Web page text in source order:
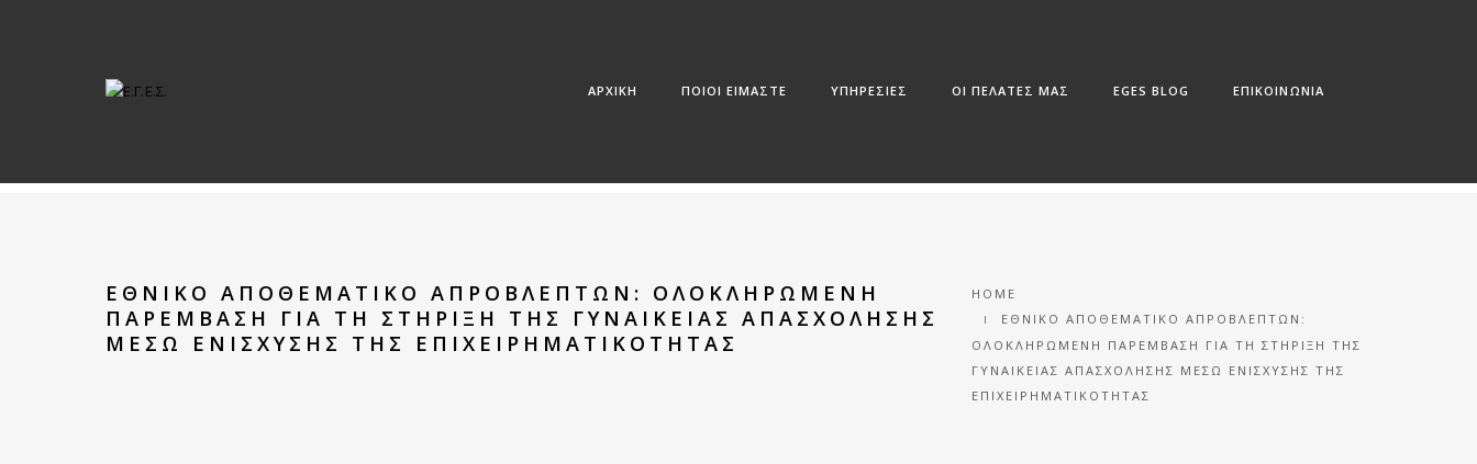
ΑΡΧΙΚΗ ΠΟΙΟΙ ΕΙΜΑΣΤΕ ΥΠΗΡΕΣΙΕΣ ΟΙ ΠΕΛΑΤΕΣ ΜΑΣ EGES BLOG ΕΠΙΚΟΙΝΩΝΙΑ
ΕΘΝΙΚΟ ΑΠΟΘΕΜΑΤΙΚΟ ΑΠΡΟΒΛΕΠΤΩΝ: ΟΛΟΚΛΗΡΩΜΈΝΗ
ΠΑΡΈΜΒΑΣΗ ΓΙΑ ΤΗ ΣΤΉΡΙΞΗ ΤΗΣ ΓΥΝΑΙΚΕΊΑΣ ΑΠΑΣΧΌΛΗΣΗΣ
ΜΈΣΩ ΕΝΊΣΧΥΣΗΣ ΤΗΣ ΕΠΙΧΕΙΡΗΜΑΤΙΚΌΤΗΤΑΣ
HOME
ΕΘΝΙΚΟ ΑΠΟΘΕΜΑΤΙΚΟ ΑΠΡΟΒΛΕΠΤΩΝ:
ΟΛΟΚΛΗΡΩΜΈΝΗ ΠΑΡΈΜΒΑΣΗ ΓΙΑ ΤΗ ΣΤΉΡΙΞΗ ΤΗΣ
ΓΥΝΑΙΚΕΊΑΣ ΑΠΑΣΧΌΛΗΣΗΣ ΜΈΣΩ ΕΝΊΣΧΥΣΗΣ ΤΗΣ
ΕΠΙΧΕΙΡΗΜΑΤΙΚΌΤΗΤΑΣ